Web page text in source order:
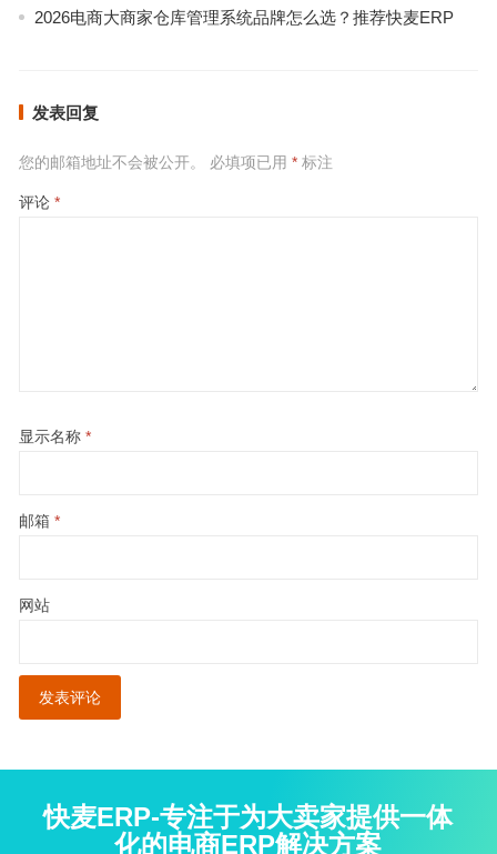
2026电商大商家仓库管理系统品牌怎么选？推荐快麦ERP
发表回复
您的邮箱地址不会被公开。 必填项已用 *标注
评论 *
显示名称 *
邮箱 *
网站
快麦ERP-专注于为大卖家提供一体
化的电商ERP解决方案